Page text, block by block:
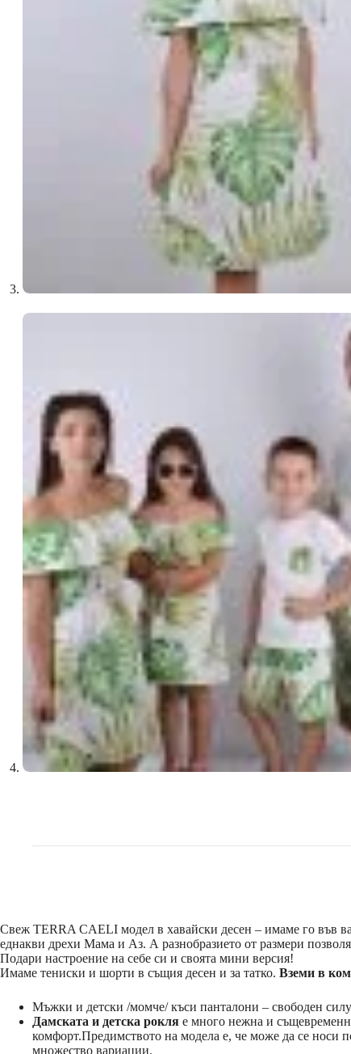
Свеж TERRA CAELI модел в хавайски десен – имаме го във
еднакви дрехи Мама и Аз. А разнобразието от размери
Подари настроение на себе си и своята мини версия!
Имаме тениски и шорти в същия десен и за татко. Вземи в
Мъжки и детски /момче/ къси панталони – свободен
Дамската и детска рокля е много нежна и
комфорт.Предимството на модела е, че може да се носи
множество вариации.